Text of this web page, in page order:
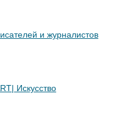
и журналистов
Искусство